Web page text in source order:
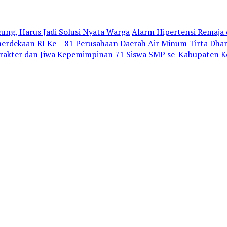
Harus Jadi Solusi Nyata WargaAlarm Hipertensi
RI Ke – 81 Perusahaan Daerah Air Minum Tirta
dan Jiwa Kepemimpinan 71 Siswa SMP se-Kabupaten